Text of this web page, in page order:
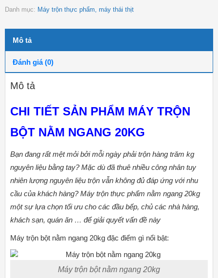
Danh mục: Máy trộn thực phẩm, máy thái thịt
Mô tả
Đánh giá (0)
Mô tả
CHI TIẾT SẢN PHẨM MÁY TRỘN
BỘT NẰM NGANG 20KG
Bạn đang rất mệt mỏi bởi mỗi ngày phải trộn hàng trăm kg
nguyên liệu bằng tay? Mặc dù đã thuê nhiều công nhân tuy
nhiên lượng nguyên liệu trộn vẫn không đủ đáp ứng với nhu
cầu của khách hàng? Máy trộn thực phẩm nằm ngang 20kg
một sự lựa chọn tối ưu cho các đầu bếp, chủ các nhà hàng,
khách sạn, quán ăn … để giải quyết vấn đề này
Máy trộn bột nằm ngang 20kg đặc điểm gì nổi bật:
Máy trộn bột nằm ngang 20kg